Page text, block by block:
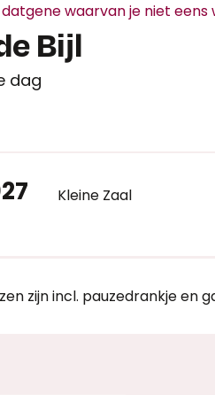
Bijl
dag
waarvan je niet eens
Kleine Zaal
zijn incl. pauzedrankje